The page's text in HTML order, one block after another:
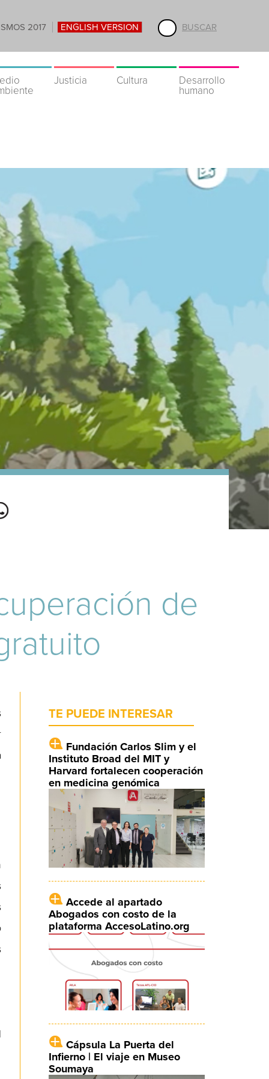
BUSCAR
2017 ENGLISH VERSION
Justicia Cultura
Desarrollo
humano
de
TE PUEDE INTERESAR
Fundación Carlos Slim y el
Instituto Broad del MIT y
Harvard fortalecen cooperación
en medicina genómica
Accede al apartado
Abogados con costo de la
plataforma AccesoLatino.org
Cápsula La Puerta del
Infierno | El viaje en Museo
Soumaya